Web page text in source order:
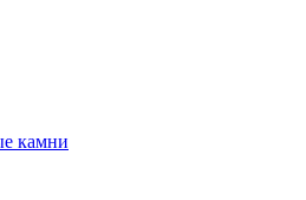
камни